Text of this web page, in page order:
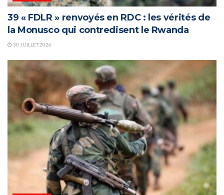
39 « FDLR » renvoyés en RDC : les vérités de
la Monusco qui contredisent le Rwanda
30 JUILLET 2026